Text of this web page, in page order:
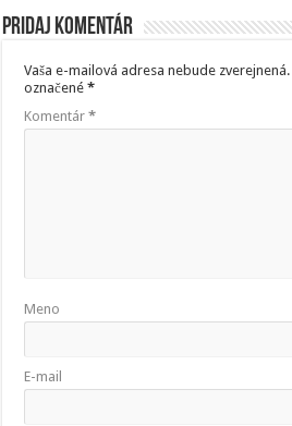
Pridaj komentár
Vaša e-mailová adresa nebude zverejnená.
označené*
Komentár*
Meno
E-mail